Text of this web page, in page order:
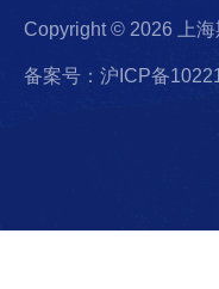
Copyright © 2026 上
备案号：沪ICP备